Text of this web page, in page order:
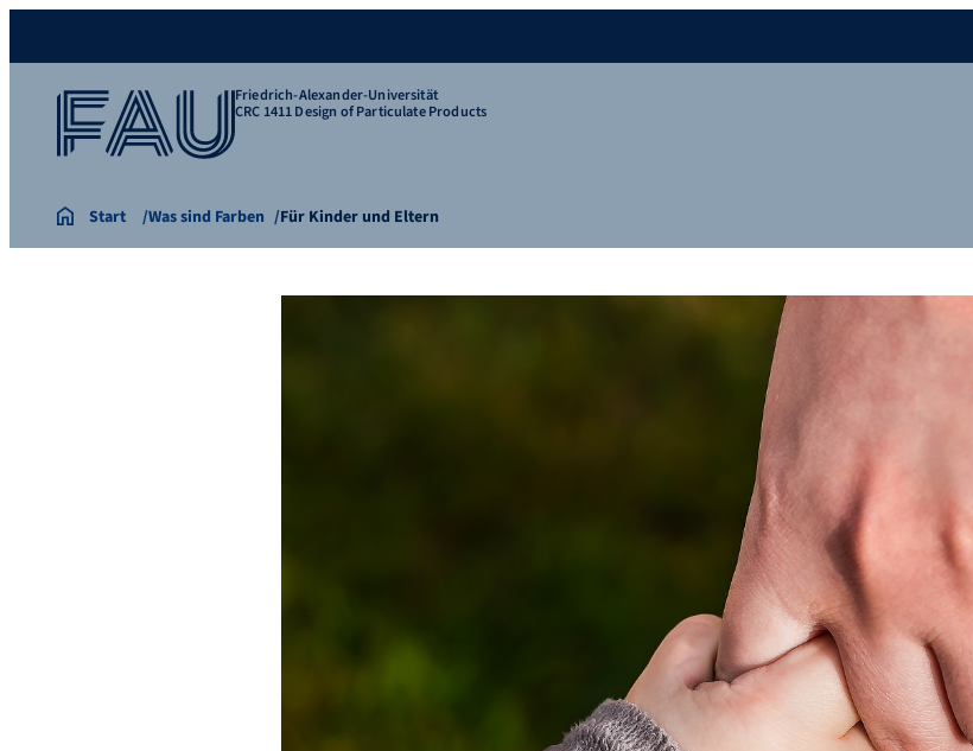
Friedrich-Alexander-Universität
CRC 1411 Design of Particulate Products
Start Was sind Farben Für Kinder und Eltern